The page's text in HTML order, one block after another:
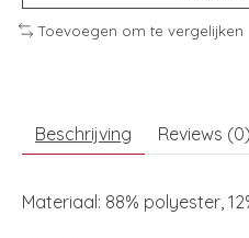
Toevoegen om te vergelijken
Beschrijving Reviews (0)
Materiaal: 88% polyester,